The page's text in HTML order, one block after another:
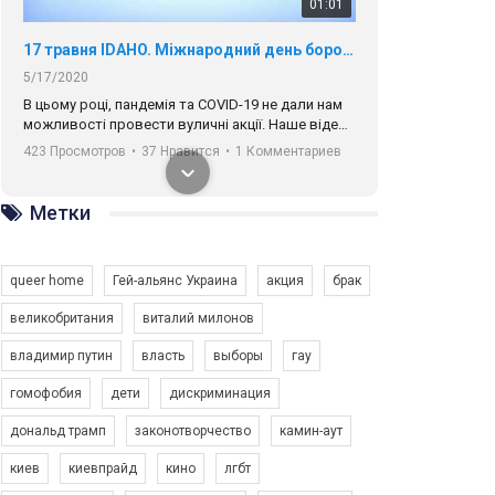
01:01
17 травня IDAHO. Міжнародний день боротьби з гомофобією трансфобією і біфобія.
5/17/2020
В цьому році, пандемія та COVІD-19 не дали нам
можливості провести вуличні акції. Наше відео-
звернення про те, що навіть коли ми у різних
містах та не можемо зустрінеться, ми разом. Ми
закликаємо всіх хто поділяє цінності рівності та
солідарності, приєднатися до нас. Регіональні
підрозділи ГАУ є в 16 областях України.
423 Просмотров • 37 Нравится • 1 Комментариев
Зупинимо насильство проти ЛГБТ в Україні! Stop violence against LGBT in Ukraine!
Емоційний та вражаючий промо-ролік на
Метки
queer home Гей-альянс Украина акция брак
великобритания виталий милонов
владимир путин власть выборы гау
гомофобия дети дискриминация
дональд трамп законотворчество камин-аут
киев киевпрайд кино лгбт